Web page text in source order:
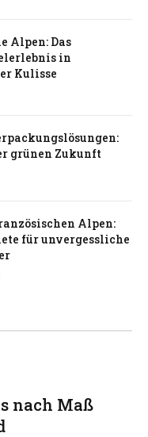
Alpen: Das
in
Kulisse
grünen Zukunft
Alpen:
für unvergessliche
nach Maß